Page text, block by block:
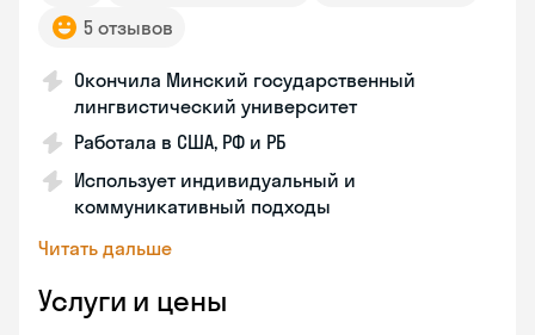
5 отзывов
Окончила Минский государственный
лингвистический университет
Работала в США, РФ и РБ
Использует индивидуальный и
коммуникативный подходы
Читать дальше
Услуги и цены